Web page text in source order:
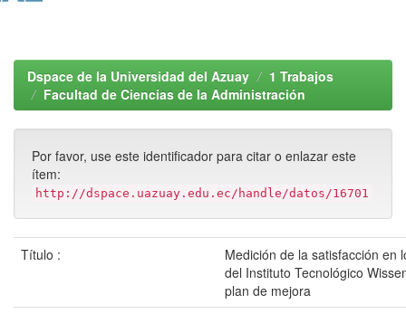
Dspace de la Universidad del Azuay
1 Trabajos
Facultad de Ciencias de la Administración
Por favor, use este identificador para citar o enlazar este
ítem:
http://dspace.uazuay.edu.ec/handle/datos/16701
Título :
Medición de la satisfacción en
del Instituto Tecnológico
plan de mejora